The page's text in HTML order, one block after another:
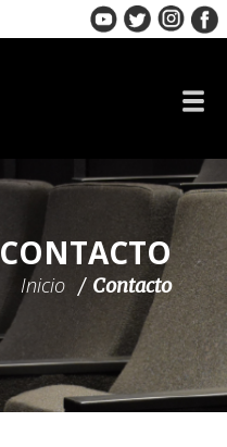
CONTACTO
Inicio Contacto